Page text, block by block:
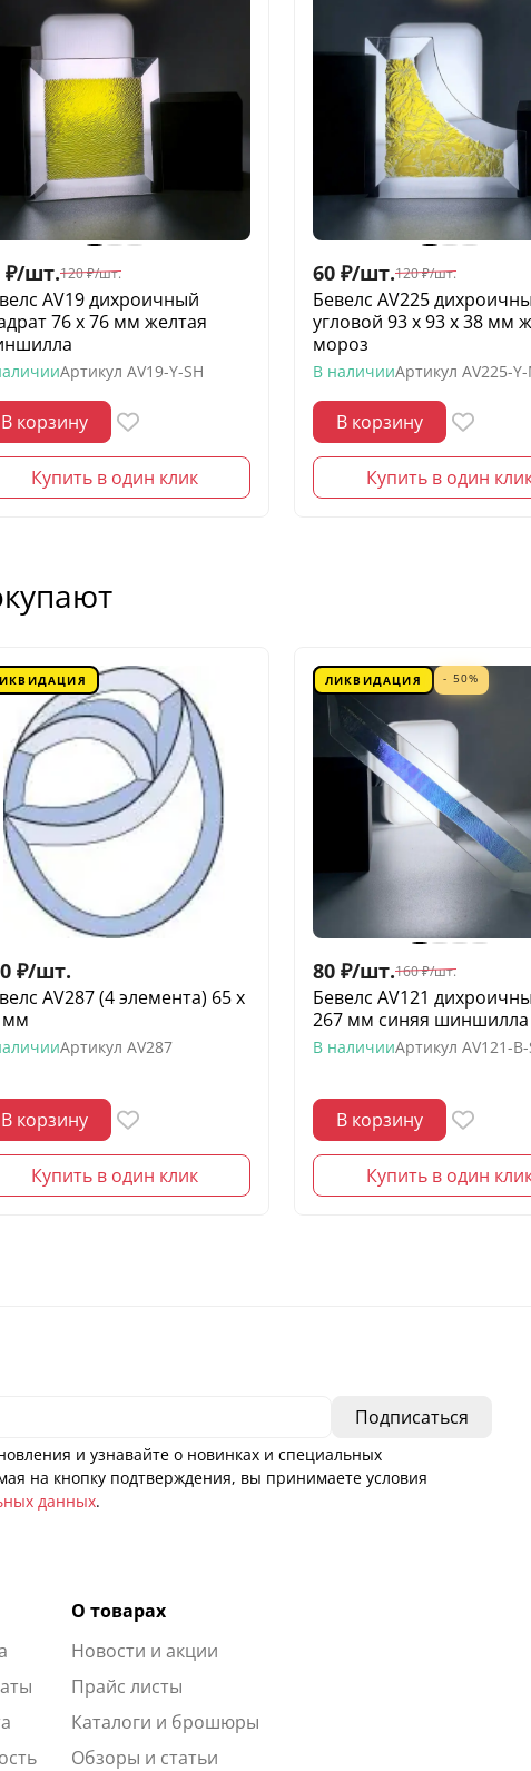
₽/шт.120 ₽/шт.
AV19 дихроичный
76 х 76 мм желтая
Артикул AV19-Y-SH
В корзину
Купить в один клик
60 ₽/шт.120 ₽/шт.
Бевелс AV225
угловой 93 х 93 х 38 мм
мороз
В наличииАртикул AV225-
В корзину
Купить в один
₽/шт.
AV287 (4 элемента) 65 х
мм
Артикул AV287
В корзину
Купить в один клик
ЛИКВИДАЦИЯ - 50%
80 ₽/шт.160 ₽/шт.
Бевелс AV121
267 мм синяя шиншилла
В наличииАртикул AV121-B-
В корзину
Купить в один
и узнавайте о новинках и специальных
на кнопку подтверждения, вы принимаете условия
данных.
О товарах
Новости и акции
Прайс листы
Каталоги и брошюры
Обзоры и статьи